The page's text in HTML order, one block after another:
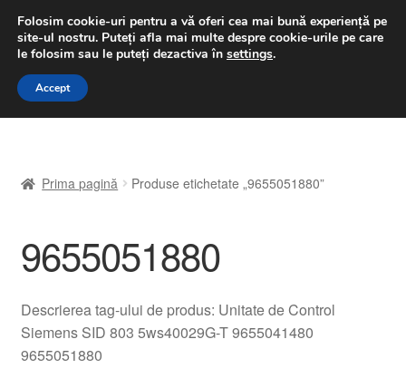
LIVRARE de la 33 lei
luni-vineri 9 a.m. - 4 p.m.031 229 6816
Sari
Sari
A lua legatura
Contul meu
Despre noi
Prima pagină Produse etichetate „9655051880”
9655051880
Descrierea tag-ului de produs: Unitate de Control
Siemens SID 803 5ws40029G-T 9655041480
9655051880
Folosim cookie-uri pentru a vă oferi cea mai bună experiență pe
site-ul nostru. Puteți afla mai multe despre cookie-urile pe care
le folosim sau le puteți dezactiva în settings.
Accept